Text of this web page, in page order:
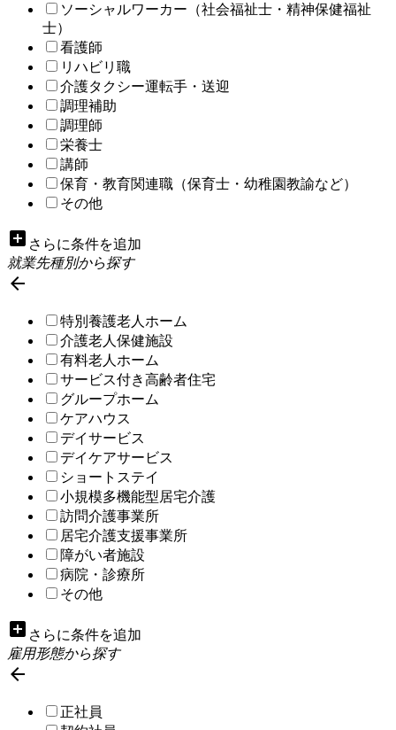
ソーシャルワーカー（社会福祉士・精神保健福祉
士）
看護師
リハビリ職
介護タクシー運転手・送迎
調理補助
調理師
栄養士
講師
保育・教育関連職（保育士・幼稚園教諭など）
その他
add_box さらに条件を追加
就業先種別から探す

特別養護老人ホーム
介護老人保健施設
有料老人ホーム
サービス付き高齢者住宅
グループホーム
ケアハウス
デイサービス
デイケアサービス
ショートステイ
小規模多機能型居宅介護
訪問介護事業所
居宅介護支援事業所
障がい者施設
病院・診療所
その他
add_box さらに条件を追加
雇用形態から探す

正社員